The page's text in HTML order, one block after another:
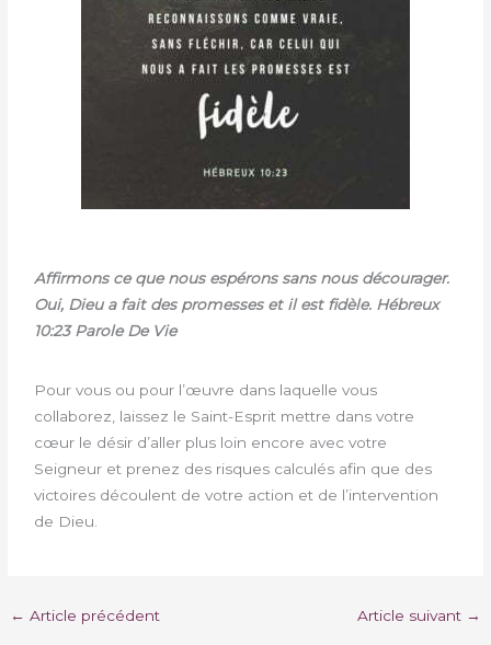
Affirmons ce que nous espérons sans nous décourager.
Oui, Dieu a fait des promesses et il est fidèle. Hébreux
10:23 Parole De Vie
Pour vous ou pour l’œuvre dans laquelle vous
collaborez, laissez le Saint-Esprit mettre dans votre
cœur le désir d’aller plus loin encore avec votre
Seigneur et prenez des risques calculés afin que des
victoires découlent de votre action et de l’intervention
de Dieu.
← Article précédent Article suivant →